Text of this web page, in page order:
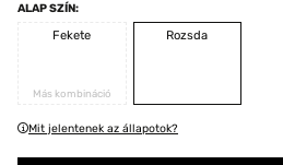
ALAP SZÍN:
Fekete
Más kombináció
Rozsda
Mit jelentenek az állapotok?